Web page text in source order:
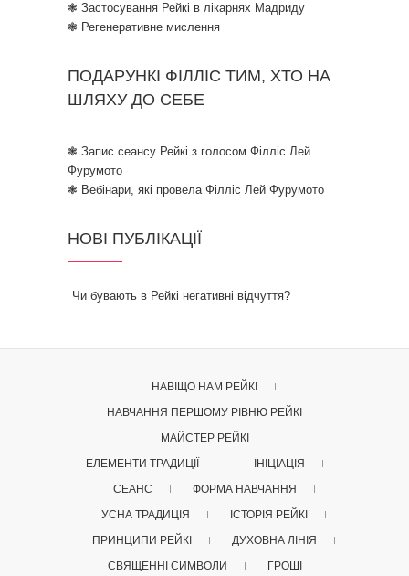
❃ Застосування Рейкі в лікарнях Мадриду
❃ Регенеративне мислення
ПОДАРУНКІ ФІЛЛІС ТИМ, ХТО НА
ШЛЯХУ ДО СЕБЕ
❃ Запис сеансу Рейкі з голосом Філліс Лей
Фурумото
❃ Вебінари, які провела Філліс Лей Фурумото
НОВІ ПУБЛІКАЦІЇ
Чи бувають в Рейкі негативні відчуття?
НАВІЩО НАМ РЕЙКІ
НАВЧАННЯ ПЕРШОМУ РІВНЮ РЕЙКІ
МАЙСТЕР РЕЙКІ
ЕЛЕМЕНТИ ТРАДИЦІЇ
ІНІЦІАЦІЯ
СЕАНС
ФОРМА НАВЧАННЯ
УСНА ТРАДИЦІЯ
ІСТОРІЯ РЕЙКІ
ПРИНЦИПИ РЕЙКІ
ДУХОВНА ЛІНІЯ
СВЯЩЕННІ СИМВОЛИ
ГРОШІ